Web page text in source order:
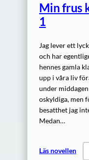
Min frus
1
Jag lever ett
och har
hennes gamla
upp i våra liv
under middagen
oskyldiga, men
besatthet jag
Medan…
Läs novellen